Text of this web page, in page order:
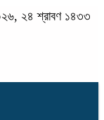
২৪ শ্রাবণ ১৪৩৩